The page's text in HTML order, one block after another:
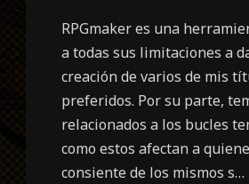
RPGmaker es una
a todas sus limitaciones a
creación de varios de mis
preferidos. Por su parte,
relacionados a los bucles
como estos afectan a
consiente de los mismos s…